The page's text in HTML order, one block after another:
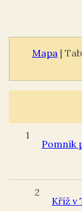
Mapa |
1
Pomník
2
Kříž v